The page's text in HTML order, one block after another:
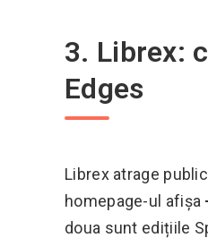
3. Librex:
Edges
Librex atrage
homepage-ul afișa
doua sunt edițiile